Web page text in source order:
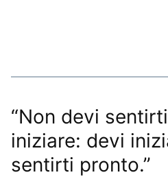
“Non devi
iniziare: devi
sentirti pronto.”